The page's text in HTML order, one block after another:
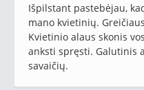
Išpilstant pastebėjau,
mano kvietinių.
Kvietinio alaus skonis
anksti spręsti. Galutinis
savaičių.